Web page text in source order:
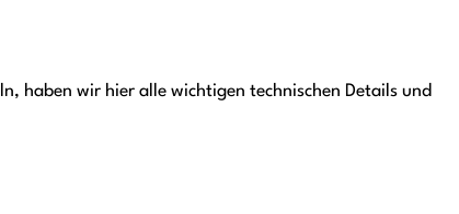
haben wir hier alle wichtigen technischen Details und